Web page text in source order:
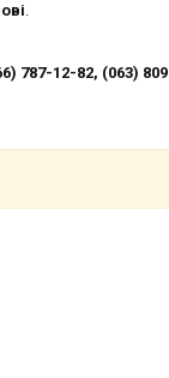
.
787-12-82, (063)